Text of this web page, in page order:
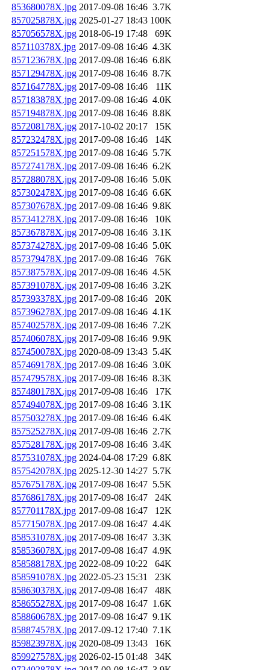
853680078X.jpg 2017-09-08 16:46 3.7K
857025878X.jpg 2025-01-27 18:43 100K
857056578X.jpg 2018-06-19 17:48
69K
857110378X.jpg 2017-09-08 16:46 4.3K
857123678X.jpg 2017-09-08 16:46 6.8K
857129478X.jpg 2017-09-08 16:46 8.7K
857164778X.jpg 2017-09-08 16:46
11K
857183878X.jpg 2017-09-08 16:46 4.0K
857194878X.jpg 2017-09-08 16:46 8.8K
857208178X.jpg 2017-10-02 20:17
15K
857232478X.jpg 2017-09-08 16:46
14K
857251578X.jpg 2017-09-08 16:46 5.7K
857274178X.jpg 2017-09-08 16:46 6.2K
857288078X.jpg 2017-09-08 16:46 5.0K
857302478X.jpg 2017-09-08 16:46 6.6K
857307678X.jpg 2017-09-08 16:46 9.8K
857341278X.jpg 2017-09-08 16:46
10K
857367878X.jpg 2017-09-08 16:46 3.1K
857374278X.jpg 2017-09-08 16:46 5.0K
857379478X.jpg 2017-09-08 16:46
76K
857387578X.jpg 2017-09-08 16:46 4.5K
857391078X.jpg 2017-09-08 16:46 3.2K
857393378X.jpg 2017-09-08 16:46
20K
857396278X.jpg 2017-09-08 16:46 4.1K
857402578X.jpg 2017-09-08 16:46 7.2K
857406078X.jpg 2017-09-08 16:46 9.9K
857450078X.jpg 2020-08-09 13:43 5.4K
857469178X.jpg 2017-09-08 16:46 3.0K
857479578X.jpg 2017-09-08 16:46 8.3K
857480178X.jpg 2017-09-08 16:46
17K
857494078X.jpg 2017-09-08 16:46 3.1K
857503278X.jpg 2017-09-08 16:46 6.4K
857525278X.jpg 2017-09-08 16:46 2.7K
857528178X.jpg 2017-09-08 16:46 3.4K
857531078X.jpg 2024-04-08 17:29 6.8K
857542078X.jpg 2025-12-30 14:27 5.7K
857675178X.jpg 2017-09-08 16:47 5.5K
857686178X.jpg 2017-09-08 16:47
24K
857701178X.jpg 2017-09-08 16:47
12K
857715078X.jpg 2017-09-08 16:47 4.4K
858531078X.jpg 2017-09-08 16:47 3.3K
858536078X.jpg 2017-09-08 16:47 4.9K
858588178X.jpg 2022-08-09 10:22
64K
858591078X.jpg 2022-05-23 15:31
23K
858630378X.jpg 2017-09-08 16:47
48K
858655278X.jpg 2017-09-08 16:47 1.6K
858860678X.jpg 2017-09-08 16:47 9.1K
858874578X.jpg 2017-09-12 17:40 7.1K
859823978X.jpg 2020-08-09 13:43
16K
859927578X.jpg 2026-02-15 01:48
34K